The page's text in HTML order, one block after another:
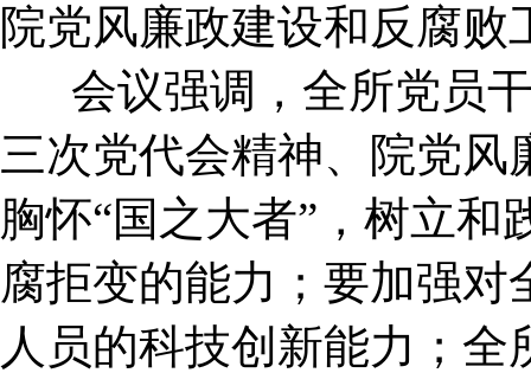
院党风廉政建设和反腐
会议强调，全所党员干
三次党代会精神、院党风
胸怀“国之大者”，树立
腐拒变的能力；要加强
人员的科技创新能力；